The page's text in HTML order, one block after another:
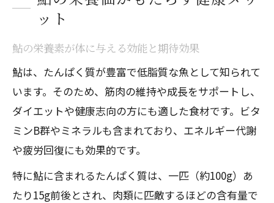
鮎の栄養価がもたらす体調サポートの特
高タンパク低脂質な鮎の良さとは
鮎は高タンパク低脂質で健康志向に最適
な魚
鮎 タンパク質と脂質バランスの魅力を解
説
鮎のタンパク質含有量がもたらす体への
影響
ット
鮎の栄養素が体に与える効能と期待効果
鮎は、たんぱく質が豊富で低脂質な魚として知られて
います。そのため、筋肉の維持や成長をサポートし、
ダイエットや健康志向の方にも適した食材です。ビタ
ミンB群やミネラルも含まれており、エネルギー代謝
や疲労回復にも効果的です。
特に鮎に含まれるたんぱく質は、一匹（約100g）あ
たり15g前後とされ、肉類に匹敵するほどの含有量で